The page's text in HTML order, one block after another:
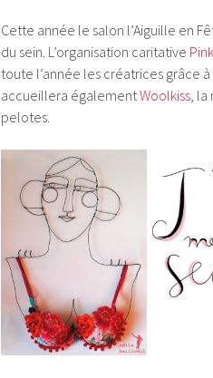
Cette année le salon l’Aiguille en
du sein. L’organisation caritative
toute l’année les créatrices grâce
accueillera égalementWoolkiss ,
pelotes.